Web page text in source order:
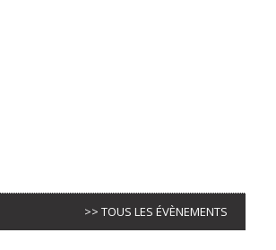
>> TOUS LES ÉVÈNEMENTS